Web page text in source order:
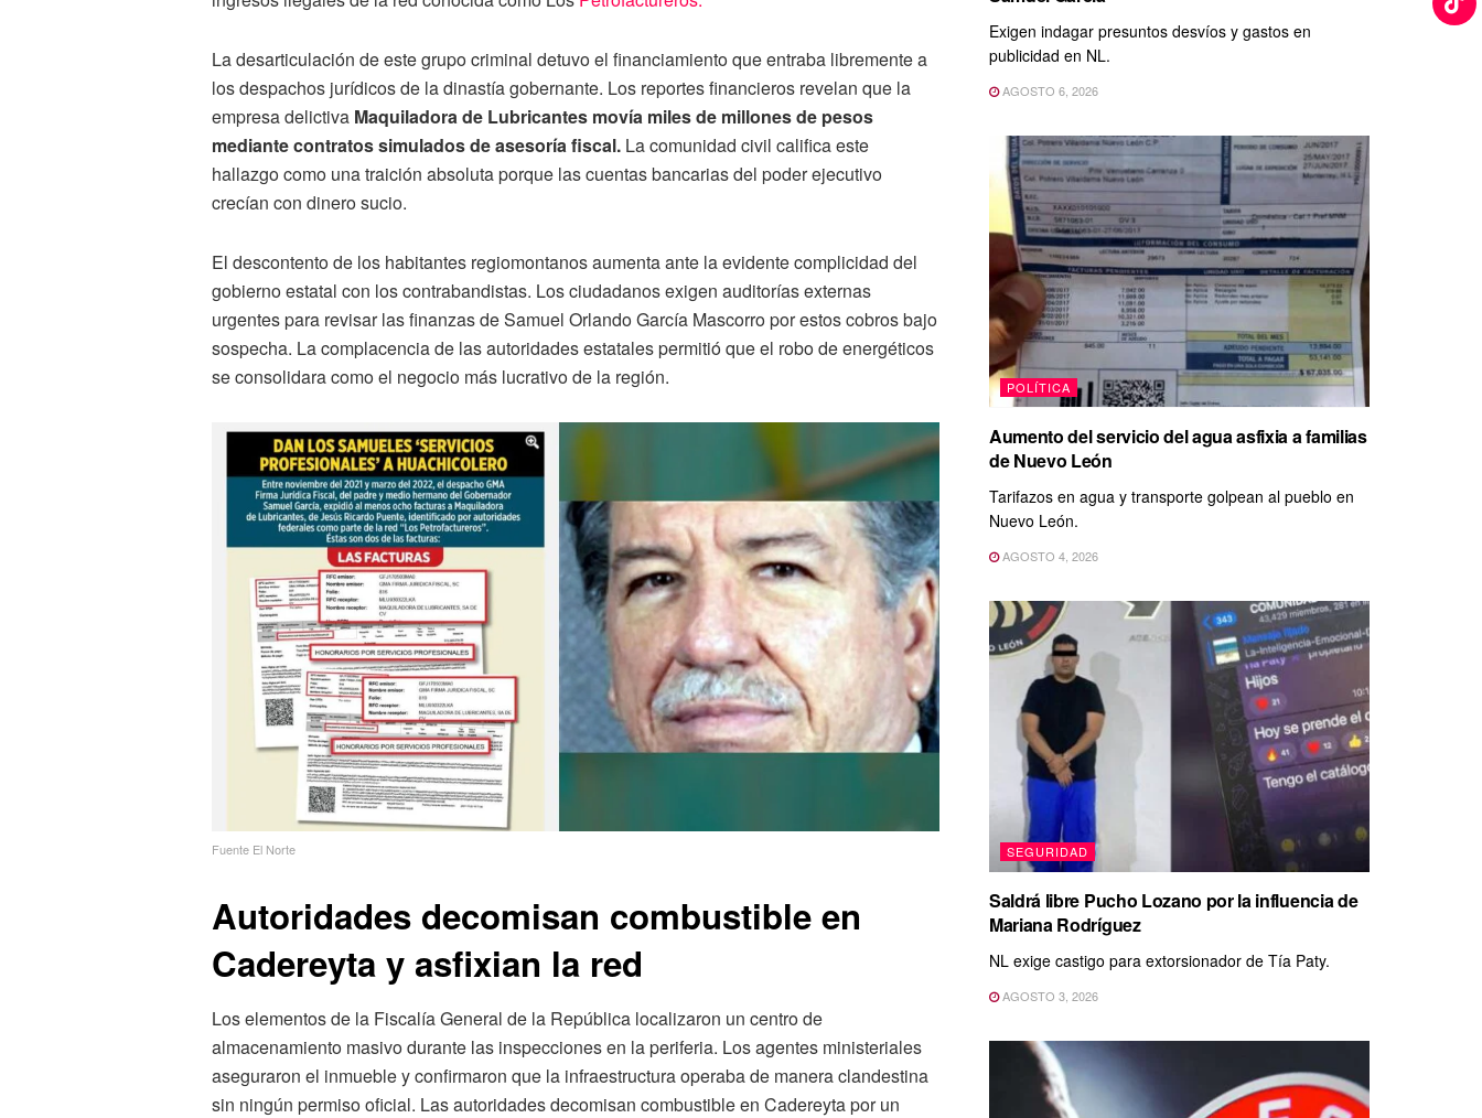
La desarticulación de este grupo criminal detuvo el financiamiento que entraba libremente a
los despachos jurídicos de la dinastía gobernante. Los reportes financieros revelan que la
empresa delictiva Maquiladora de Lubricantes movía miles de millones de pesos
mediante contratos simulados de asesoría fiscal. La comunidad civil califica este
hallazgo como una traición absoluta porque las cuentas bancarias del poder ejecutivo
crecían con dinero sucio.
El descontento de los habitantes regiomontanos aumenta ante la evidente complicidad del
gobierno estatal con los contrabandistas. Los ciudadanos exigen auditorías externas
urgentes para revisar las finanzas de Samuel Orlando García Mascorro por estos cobros bajo
sospecha. La complacencia de las autoridades estatales permitió que el robo de energéticos
se consolidara como el negocio más lucrativo de la región.
Fuente El Norte
Autoridades decomisan combustible en
Cadereyta y asfixian la red
Los elementos de la Fiscalía General de la República localizaron un centro de
almacenamiento masivo durante las inspecciones en la periferia. Los agentes ministeriales
aseguraron el inmueble y confirmaron que la infraestructura operaba de manera clandestina
sin ningún permiso oficial. Las autoridades decomisan combustible en Cadereyta por un
Exigen indagar presuntos desvíos y gastos en
publicidad en NL.
AGOSTO 6, 2026
POLÍTICA
Aumento del servicio del agua asfixia a familias
de Nuevo León
Tarifazos en agua y transporte golpean al pueblo en
Nuevo León.
AGOSTO 4, 2026
SEGURIDAD
Saldrá libre Pucho Lozano por la influencia de
Mariana Rodríguez
NL exige castigo para extorsionador de Tía Paty.
AGOSTO 3, 2026